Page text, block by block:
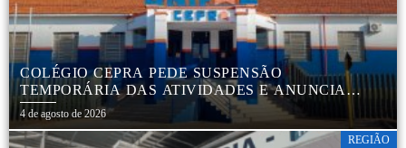
COLÉGIO CEPRA PEDE SUSPENSÃO
TEMPORÁRIA DAS ATIVIDADES E ANUNCIA
REESTRUTURAÇÃO EM BOTUCATU
4 de agosto de 2026
REGIÃO